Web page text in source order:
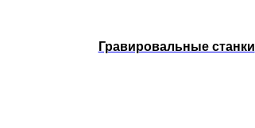
Гравировальные станки